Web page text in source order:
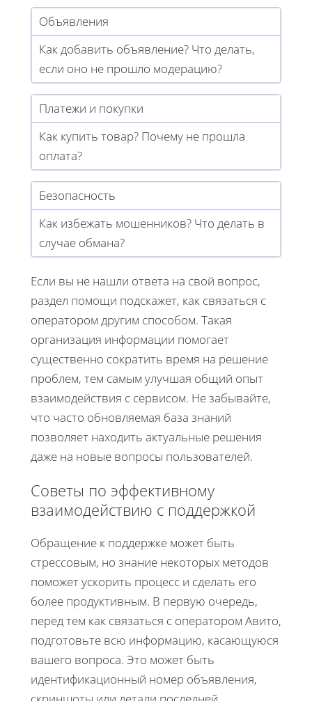
Объявления
Как добавить объявление? Что делать,
если оно не прошло модерацию?
Платежи и покупки
Как купить товар? Почему не прошла
оплата?
Безопасность
Как избежать мошенников? Что делать в
случае обмана?
Если вы не нашли ответа на свой вопрос,
раздел помощи подскажет, как связаться с
оператором другим способом. Такая
организация информации помогает
существенно сократить время на решение
проблем, тем самым улучшая общий опыт
взаимодействия с сервисом. Не забывайте,
что часто обновляемая база знаний
позволяет находить актуальные решения
даже на новые вопросы пользователей.
Советы по эффективному
взаимодействию с поддержкой
Обращение к поддержке может быть
стрессовым, но знание некоторых методов
поможет ускорить процесс и сделать его
более продуктивным. В первую очередь,
перед тем как связаться с оператором Авито,
подготовьте всю информацию, касающуюся
вашего вопроса. Это может быть
идентификационный номер объявления,